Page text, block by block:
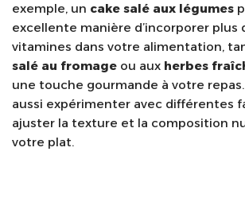
exemple, un cake salé aux légumes
excellente manière d’incorporer plus
vitamines dans votre alimentation,
salé au fromage ou aux herbes
une touche gourmande à votre
aussi expérimenter avec différentes
ajuster la texture et la composition
votre plat.